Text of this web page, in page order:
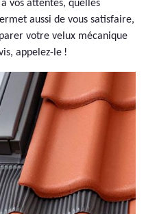
vos attentes, quelles
aussi de vous satisfaire,
votre velux mécanique
appelez-le !